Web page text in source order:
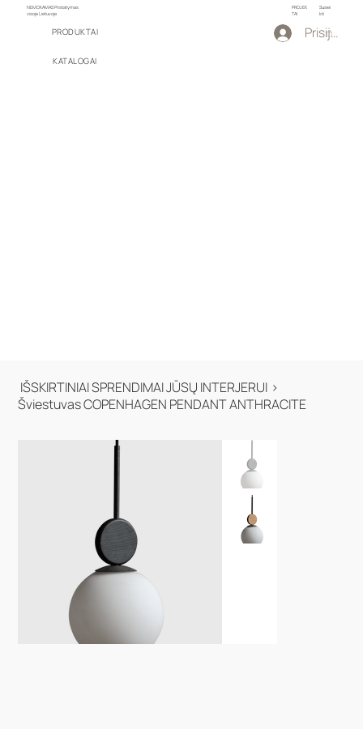
NEMOKAMAS Pristatymas
visoje Lietuvoje
PROJEK
TAI
Susiei
kti
PRODUKTAI
KATALOGAI
Prisijungti
IŠSKIRTINIAI SPRENDIMAI JŪSŲ INTERJERUI >
Šviestuvas COPENHAGEN PENDANT ANTHRACITE